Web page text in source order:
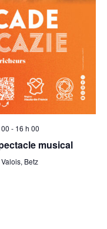
- 16 h 00
musical
Betz